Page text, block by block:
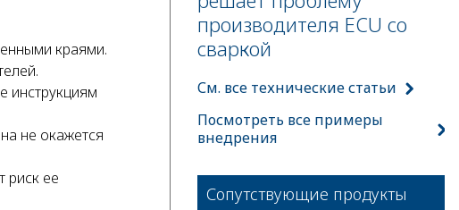
краями.
инструкциям
не окажется
риск ее
производителя ECU со
сваркой
См. все технические статьи
Посмотреть все примеры
внедрения
Сопутствующие продукты